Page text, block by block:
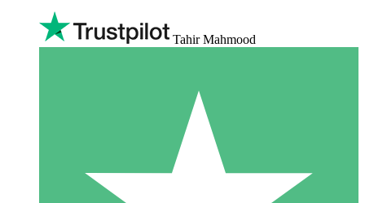
Tahir Mahmood